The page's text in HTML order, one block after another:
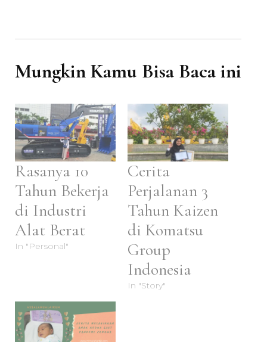
Mungkin Kamu Bisa Baca ini
Rasanya 10
Tahun Bekerja
di Industri
Alat Berat
In "Personal"
Cerita
Perjalanan 3
Tahun Kaizen
di Komatsu
Group
Indonesia
In "Story"